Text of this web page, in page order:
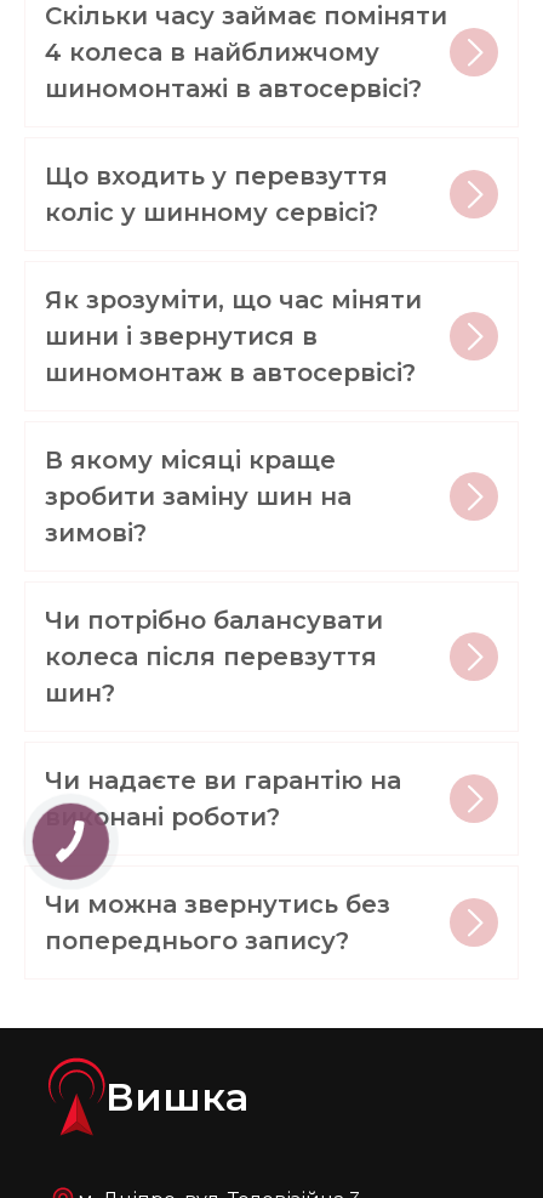
Скільки часу займає поміняти
4 колеса в найближчому
шиномонтажі в автосервісі?
Що входить у перевзуття
коліс у шинному сервісі?
Як зрозуміти, що час міняти
шини і звернутися в
шиномонтаж в автосервісі?
В якому місяці краще
зробити заміну шин на
зимові?
Чи потрібно балансувати
колеса після перевзуття
шин?
Чи надаєте ви гарантію на
виконані роботи?
Чи можна звернутись без
попереднього запису?
Вишка